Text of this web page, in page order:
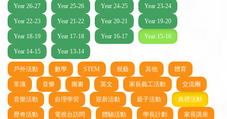
Year 26-27 Year 25-26 Year 24-25 Year 23-24
Year 22-23 Year 21-22 Year 20-21 Year 19-20
Year 18-19 Year 17-18 Year 16-17 Year 15-16
Year 14-15 Year 13-14
戶外活動 數學 STEM 視藝 其他 體育
常識 音樂 圖書 英文 家長義工活動 交流團
音樂活動 自理學習 迎新活動 親子活動 典禮活動
歷奇活動 電視台訪問 體驗活動 學長計劃 家長講座